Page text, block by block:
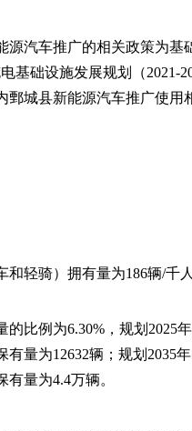
源汽车推广的相关政策为
基础设施发展规划（2021-
鄄城县新能源汽车推广使
和轻骑）拥有量为186辆/千
的比例为6.30%，规划2025
量为12632辆；规划2035
量为4.4万辆。